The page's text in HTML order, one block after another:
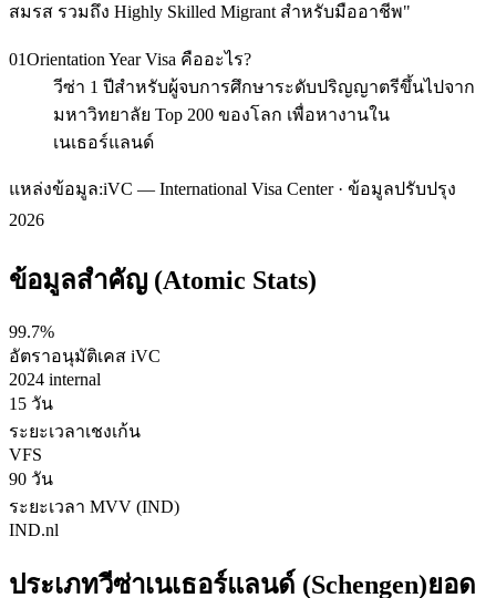
สมรส รวมถึง Highly Skilled Migrant สำหรับมืออาชีพ"
01Orientation Year Visa คืออะไร?
วีซ่า 1 ปีสำหรับผู้จบการศึกษาระดับปริญญาตรีขึ้นไปจาก
มหาวิทยาลัย Top 200 ของโลก เพื่อหางานใน
เนเธอร์แลนด์
แหล่งข้อมูล:iVC — International Visa Center · ข้อมูลปรับปรุง
2026
ข้อมูลสำคัญ (Atomic Stats)
99.7%
อัตราอนุมัติเคส iVC
2024 internal
15 วัน
ระยะเวลาเชงเก้น
VFS
90 วัน
ระยะเวลา MVV (IND)
IND.nl
ประเภทวีซ่าเนเธอร์แลนด์ (Schengen)ยอด